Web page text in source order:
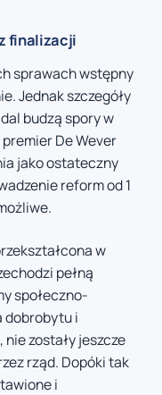
finalizacji
sprawach wstępny
Jednak szczegóły
budzą spory w
De Wever
jako ostateczny
reform od 1
w
pełną
społeczno-
dobrobytu i
zostały jeszcze
rząd. Dopóki tak
i